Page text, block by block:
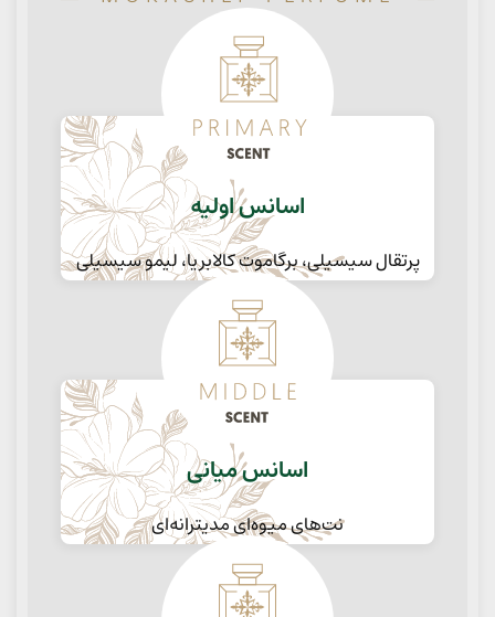
اسانس اولیه
پرتقال سیسیلی، برگاموت کالابریا، لیمو سیسیلی
اسانس میانی
نت‌های میوه‌ای مدیترانه‌ای